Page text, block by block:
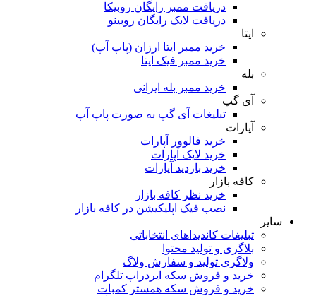
دریافت ممبر رایگان روبیکا
دریافت لایک رایگان روبینو
ایتا
خرید ممبر ایتا ارزان (پاپ آپ)
خرید ممبر فیک ایتا
بله
خرید ممبر بله ایرانی
آی گپ
تبلیغات آی گپ به صورت پاپ آپ
آپارات
خرید فالوور آپارات
خرید لایک آپارات
خرید بازدید آپارات
کافه بازار
خرید نظر کافه بازار
نصب فیک اپلیکیشن در کافه بازار
سایر
تبلیغات کاندیداهای انتخاباتی
بلاگری و تولید محتوا
ولاگری تولید و سفارش ولاگ
خرید و فروش سکه ایردراپ تلگرام
خرید و فروش سکه همستر کمبات